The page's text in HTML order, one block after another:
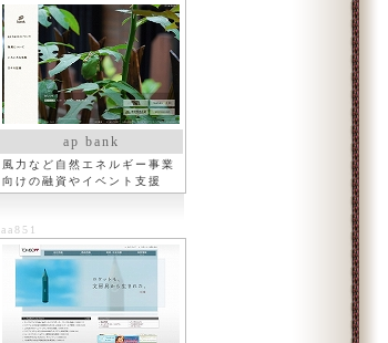
ap bank
風力など自然エネルギー事業
向けの融資やイベント支援
aa851